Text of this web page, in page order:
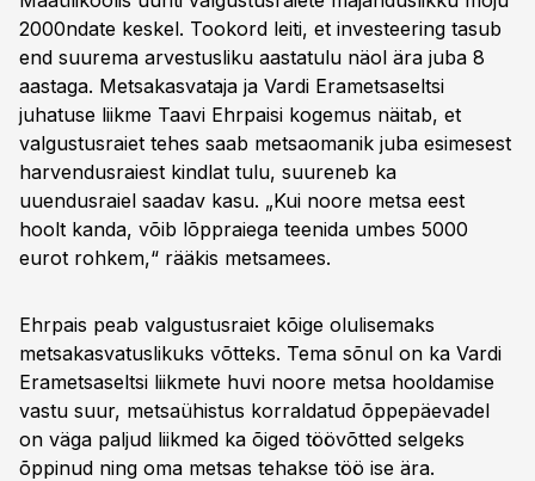
2000ndate keskel. Tookord leiti, et investeering tasub
end suurema arvestusliku aastatulu näol ära juba 8
aastaga. Metsakasvataja ja Vardi Erametsaseltsi
juhatuse liikme Taavi Ehrpaisi kogemus näitab, et
valgustusraiet tehes saab metsaomanik juba esimesest
harvendusraiest kindlat tulu, suureneb ka
uuendusraiel saadav kasu. „Kui noore metsa eest
hoolt kanda, võib lõppraiega teenida umbes 5000
eurot rohkem,“ rääkis metsamees.
Ehrpais peab valgustusraiet kõige olulisemaks
metsakasvatuslikuks võtteks. Tema sõnul on ka Vardi
Erametsaseltsi liikmete huvi noore metsa hooldamise
vastu suur, metsaühistus korraldatud õppepäevadel
on väga paljud liikmed ka õiged töövõtted selgeks
õppinud ning oma metsas tehakse töö ise ära.